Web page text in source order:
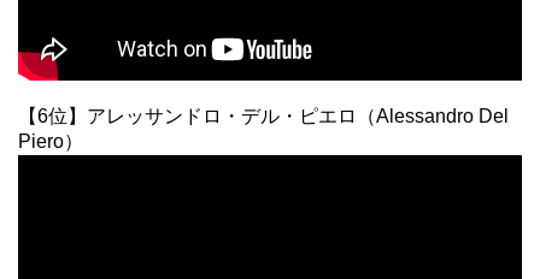
【6位】アレッサンドロ・デル・ピエロ（Alessandro Del
Piero）